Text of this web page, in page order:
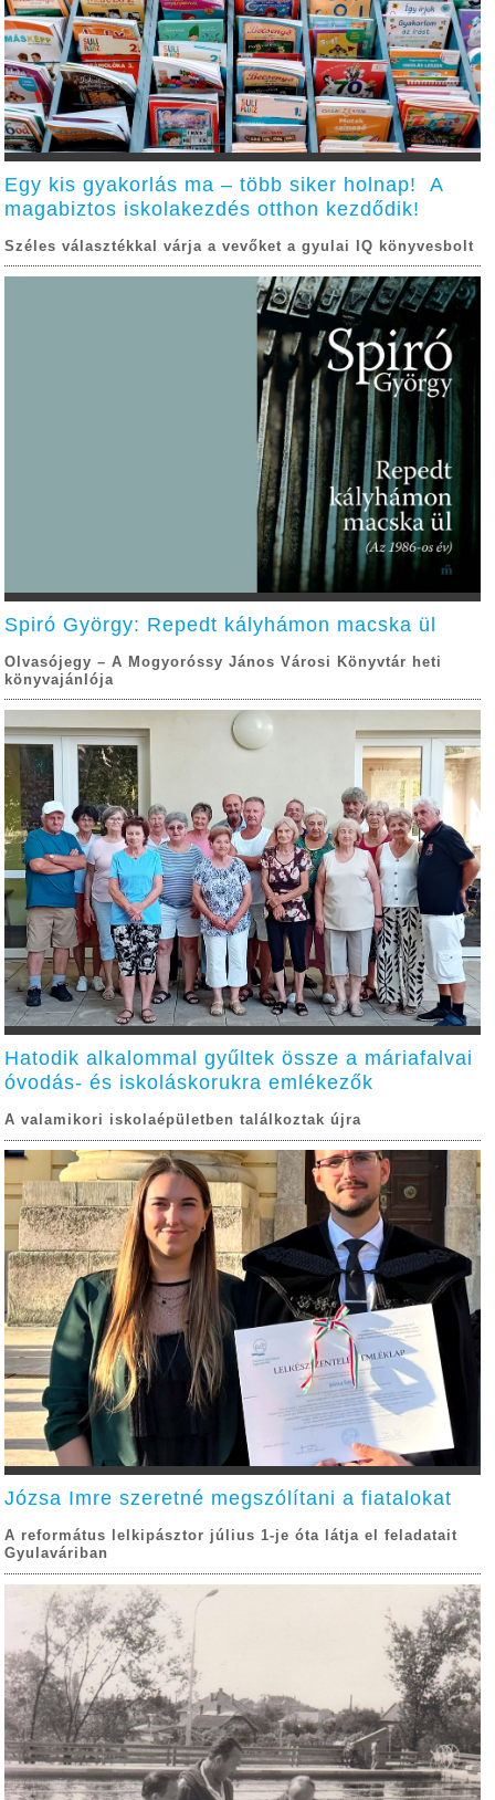
Egy kis gyakorlás ma – több siker holnap! A
magabiztos iskolakezdés otthon kezdődik!
Széles választékkal várja a vevőket a gyulai IQ könyvesbolt
Spiró György: Repedt kályhámon macska ül
Olvasójegy – A Mogyoróssy János Városi Könyvtár heti
könyvajánlója
Hatodik alkalommal gyűltek össze a máriafalvai
óvodás- és iskoláskorukra emlékezők
A valamikori iskolaépületben találkoztak újra
Józsa Imre szeretné megszólítani a fiatalokat
A református lelkipásztor július 1-je óta látja el feladatait
Gyulaváriban